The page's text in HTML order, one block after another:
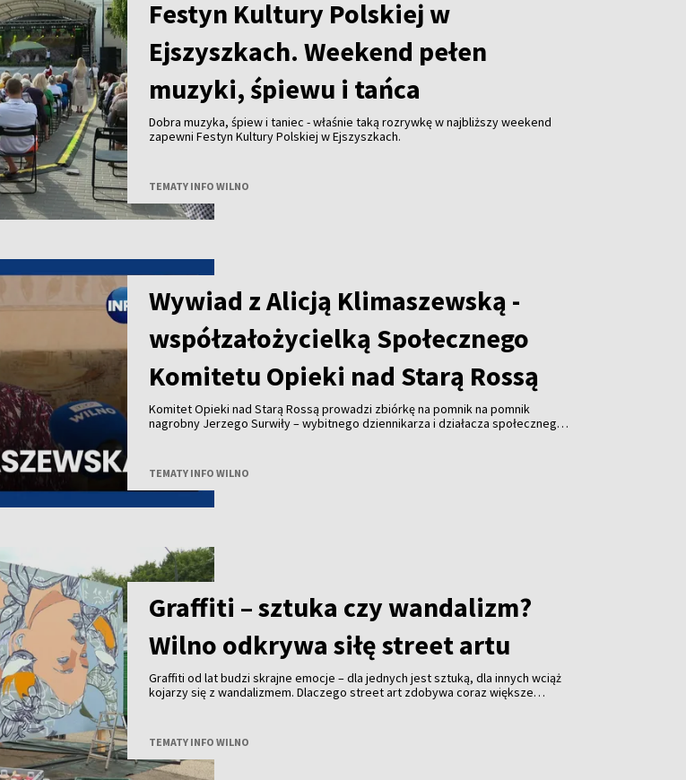
Festyn Kultury Polskiej w
Ejszyszkach. Weekend pełen
muzyki, śpiewu i tańca
Dobra muzyka, śpiew i taniec - właśnie taką rozrywkę w najbliższy weekend
zapewni Festyn Kultury Polskiej w Ejszyszkach.
TEMATY INFO WILNO
Wywiad z Alicją Klimaszewską -
współzałożycielką Społecznego
Komitetu Opieki nad Starą Rossą
Komitet Opieki nad Starą Rossą prowadzi zbiórkę na pomnik na pomnik
nagrobny Jerzego Surwiły – wybitnego dziennikarza i działacza społecznego.
Opieki nad Starą Rossą i Cmentarzem Bernardyńskim, Polskiej Sekcji
Zesłańców przy Wileńskiej Wspólnocie Więźniów Politycznych i Zesłańców,
patronował budowie pomnika Adama Mickiewicza w Wilnie. Koszty realizacja
projektu to 25 tysięcy euro. Odsłonięcie inicjatorzy planują w listopadzie.
TEMATY INFO WILNO
Graffiti – sztuka czy wandalizm?
Wilno odkrywa siłę street artu
Graffiti od lat budzi skrajne emocje – dla jednych jest sztuką, dla innych wciąż
kojarzy się z wandalizmem. Dlaczego street art zdobywa coraz większe
TEMATY INFO WILNO